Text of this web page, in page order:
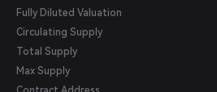
Fully Diluted Valuation
Circulating Supply
Total Supply
Max Supply